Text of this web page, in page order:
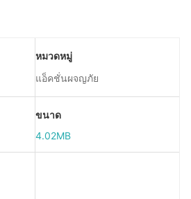
หมวดหมู่
แอ็คชั่นผจญภัย
ขนาด
4.02MB